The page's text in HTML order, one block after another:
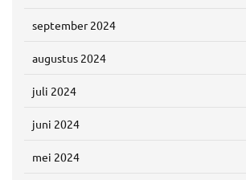
september 2024
augustus 2024
juli 2024
juni 2024
mei 2024